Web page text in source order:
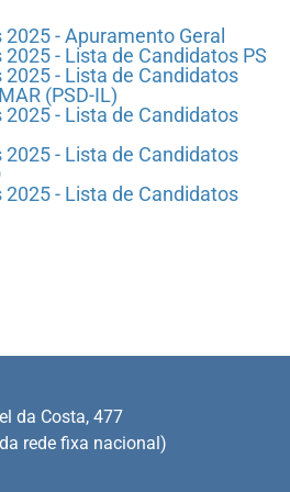
- Apuramento Geral
- Lista de Candidatos PS
- Lista de Candidatos
(PSD-IL)
- Lista de Candidatos
- Lista de Candidatos
- Lista de Candidatos
da Costa, 477
rede fixa nacional)